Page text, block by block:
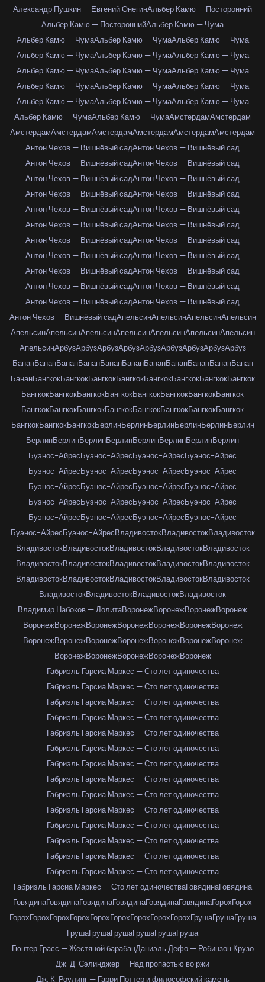
Александр Пушкин — Евгений ОнегинАльбер Камю — Посторонний
Альбер Камю — ПостороннийАльбер Камю — Чума
Альбер Камю — ЧумаАльбер Камю — ЧумаАльбер Камю — Чума
Альбер Камю — ЧумаАльбер Камю — ЧумаАльбер Камю — Чума
Альбер Камю — ЧумаАльбер Камю — ЧумаАльбер Камю — Чума
Альбер Камю — ЧумаАльбер Камю — ЧумаАльбер Камю — Чума
Альбер Камю — ЧумаАльбер Камю — ЧумаАльбер Камю — Чума
Альбер Камю — ЧумаАльбер Камю — ЧумаАмстердамАмстердам
АмстердамАмстердамАмстердамАмстердамАмстердамАмстердам
Антон Чехов — Вишнёвый садАнтон Чехов — Вишнёвый сад
Антон Чехов — Вишнёвый садАнтон Чехов — Вишнёвый сад
Антон Чехов — Вишнёвый садАнтон Чехов — Вишнёвый сад
Антон Чехов — Вишнёвый садАнтон Чехов — Вишнёвый сад
Антон Чехов — Вишнёвый садАнтон Чехов — Вишнёвый сад
Антон Чехов — Вишнёвый садАнтон Чехов — Вишнёвый сад
Антон Чехов — Вишнёвый садАнтон Чехов — Вишнёвый сад
Антон Чехов — Вишнёвый садАнтон Чехов — Вишнёвый сад
Антон Чехов — Вишнёвый садАнтон Чехов — Вишнёвый сад
Антон Чехов — Вишнёвый садАнтон Чехов — Вишнёвый сад
Антон Чехов — Вишнёвый садАнтон Чехов — Вишнёвый сад
Антон Чехов — Вишнёвый садАпельсинАпельсинАпельсинАпельсин
АпельсинАпельсинАпельсинАпельсинАпельсинАпельсинАпельсин
АпельсинАрбузАрбузАрбузАрбузАрбузАрбузАрбузАрбузАрбуз
БананБананБананБананБананБананБананБананБананБананБанан
БананБангкокБангкокБангкокБангкокБангкокБангкокБангкокБангкок
БангкокБангкокБангкокБангкокБангкокБангкокБангкокБангкок
БангкокБангкокБангкокБангкокБангкокБангкокБангкокБангкок
БангкокБангкокБангкокБерлинБерлинБерлинБерлинБерлинБерлин
БерлинБерлинБерлинБерлинБерлинБерлинБерлинБерлин
Буэнос-АйресБуэнос-АйресБуэнос-АйресБуэнос-Айрес
Буэнос-АйресБуэнос-АйресБуэнос-АйресБуэнос-Айрес
Буэнос-АйресБуэнос-АйресБуэнос-АйресБуэнос-Айрес
Буэнос-АйресБуэнос-АйресБуэнос-АйресБуэнос-Айрес
Буэнос-АйресБуэнос-АйресБуэнос-АйресБуэнос-Айрес
Буэнос-АйресБуэнос-АйресВладивостокВладивостокВладивосток
ВладивостокВладивостокВладивостокВладивостокВладивосток
ВладивостокВладивостокВладивостокВладивостокВладивосток
ВладивостокВладивостокВладивостокВладивостокВладивосток
ВладивостокВладивостокВладивостокВладивосток
Владимир Набоков — ЛолитаВоронежВоронежВоронежВоронеж
ВоронежВоронежВоронежВоронежВоронежВоронежВоронеж
ВоронежВоронежВоронежВоронежВоронежВоронежВоронеж
ВоронежВоронежВоронежВоронежВоронеж
Габриэль Гарсиа Маркес — Сто лет одиночества
Габриэль Гарсиа Маркес — Сто лет одиночества
Габриэль Гарсиа Маркес — Сто лет одиночества
Габриэль Гарсиа Маркес — Сто лет одиночества
Габриэль Гарсиа Маркес — Сто лет одиночества
Габриэль Гарсиа Маркес — Сто лет одиночества
Габриэль Гарсиа Маркес — Сто лет одиночества
Габриэль Гарсиа Маркес — Сто лет одиночества
Габриэль Гарсиа Маркес — Сто лет одиночества
Габриэль Гарсиа Маркес — Сто лет одиночества
Габриэль Гарсиа Маркес — Сто лет одиночества
Габриэль Гарсиа Маркес — Сто лет одиночества
Габриэль Гарсиа Маркес — Сто лет одиночества
Габриэль Гарсиа Маркес — Сто лет одиночества
Габриэль Гарсиа Маркес — Сто лет одиночестваГовядинаГовядина
ГовядинаГовядинаГовядинаГовядинаГовядинаГовядинаГорохГорох
ГорохГорохГорохГорохГорохГорохГорохГорохГорохГрушаГрушаГруша
ГрушаГрушаГрушаГрушаГрушаГруша
Гюнтер Грасс — Жестяной барабанДаниэль Дефо — Робинзон Крузо
Дж. Д. Сэлинджер — Над пропастью во ржи
Дж. К. Роулинг — Гарри Поттер и философский камень